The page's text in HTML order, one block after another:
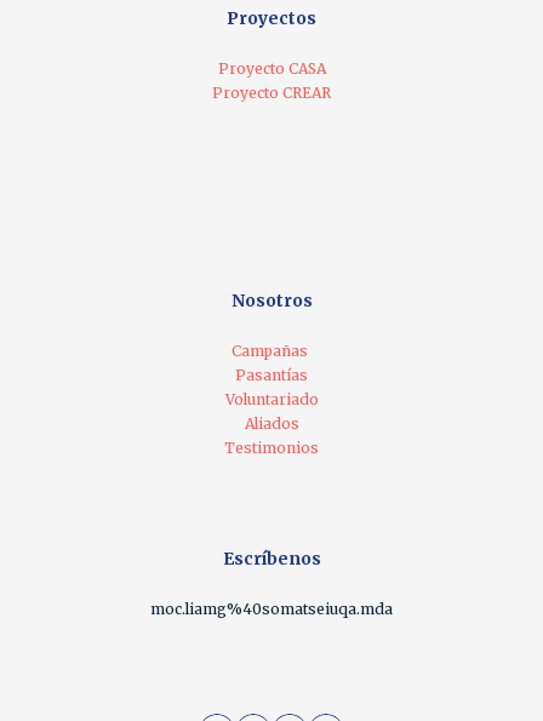
Proyectos
Proyecto CASA
Proyecto CREAR
Nosotros
Campañas
Pasantías
Voluntariado
Aliados
Testimonios
Escríbenos
moc.liamg%40somatseiuqa.mda